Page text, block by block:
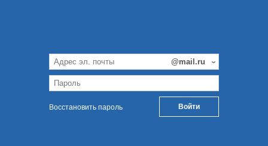
Восстановить пароль